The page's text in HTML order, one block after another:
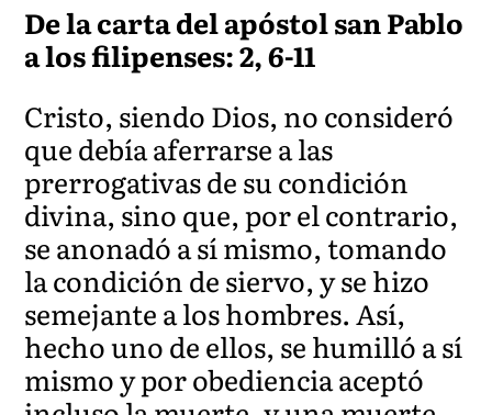
De la carta del apóstol san Pablo
a los filipenses: 2, 6-11
Cristo, siendo Dios, no consideró
que debía aferrarse a las
prerrogativas de su condición
divina, sino que, por el contrario,
se anonadó a sí mismo, tomando
la condición de siervo, y se hizo
semejante a los hombres. Así,
hecho uno de ellos, se humilló a sí
mismo y por obediencia aceptó